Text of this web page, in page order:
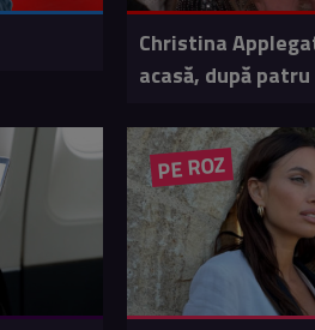
Christina
acasă, după
PE ROZ